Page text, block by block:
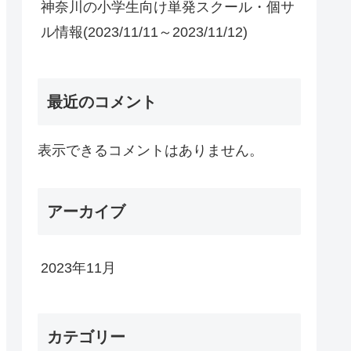
神奈川の小学生向け単発スクール・個サ
ル情報(2023/11/11～2023/11/12)
最近のコメント
表示できるコメントはありません。
アーカイブ
2023年11月
カテゴリー